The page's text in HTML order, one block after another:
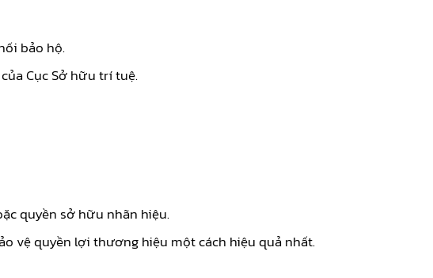
bảo hộ.
Cục Sở hữu trí tuệ.
quyền sở hữu nhãn hiệu.
vệ quyền lợi thương hiệu một cách hiệu quả nhất.